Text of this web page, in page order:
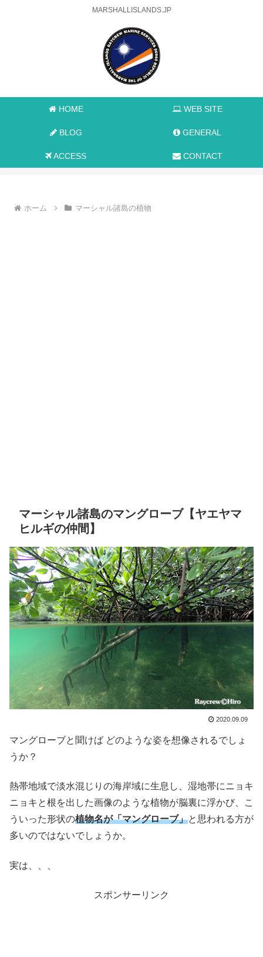
MARSHALLISLANDS.JP
HOME WEB SITE
BLOG GENERAL
ACCESS CONTACT
ホーム マーシャル諸島の植物
マーシャル諸島のマングローブ【ヤエヤマ
ヒルギの仲間】
2020.09.09
マングローブと聞けば どのような姿を想像されるでしょ
うか？
熱帯地域で淡水混じりの海岸域に生息し、湿地帯にニョキ
ニョキと根を出した画像のような植物が脳裏に浮かび、こ
ういった形状の植物名が「マングローブ」と思われる方が
多いのではないでしょうか。
実は、、、
スポンサーリンク